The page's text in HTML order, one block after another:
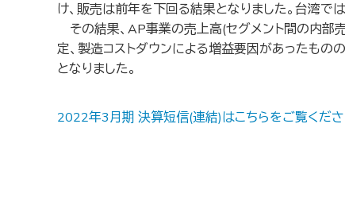
け、販売は前年を下回る結果となりました。台湾で
その結果、AP事業の売上高(セグメント間の内部
定、製造コストダウンによる増益要因があったも
となりました。
2022年3月期 決算短信(連結)はこちらをご覧くださ